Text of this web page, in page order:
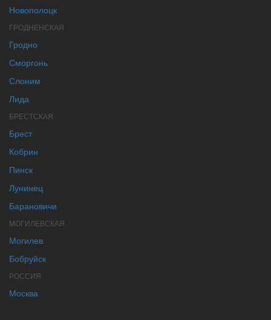
Новополоцк
ГРОДНЕНСКАЯ
Гродно
Сморгонь
Слоним
Лида
БРЕСТСКАЯ
Брест
Кобрин
Пинск
Лунинец
Барановичи
МОГИЛЕВСКАЯ
Могилев
Бобруйск
РОССИЯ
Москва